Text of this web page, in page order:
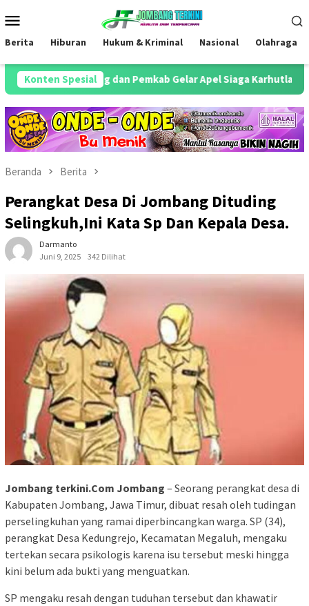
ke
kontenMobile
Berita Hiburan Hukum & Kriminal Nasional Olahraga
Konten Spesial
Jombang dan Pemkab Gelar Apel Siaga Karhutla serta Cek
Beranda Berita
Perangkat Desa Di Jombang Dituding
Selingkuh,Ini Kata Sp Dan Kepala Desa.
Darmanto
Juni 9, 2025
342 Dilihat
Jombang terkini.Com Jombang – Seorang perangkat desa di
Kabupaten Jombang, Jawa Timur, dibuat resah oleh tudingan
perselingkuhan yang ramai diperbincangkan warga. SP (34),
perangkat Desa Kedungrejo, Kecamatan Megaluh, mengaku
tertekan secara psikologis karena isu tersebut meski hingga
kini belum ada bukti yang menguatkan.
SP mengaku resah dengan tuduhan tersebut dan khawatir